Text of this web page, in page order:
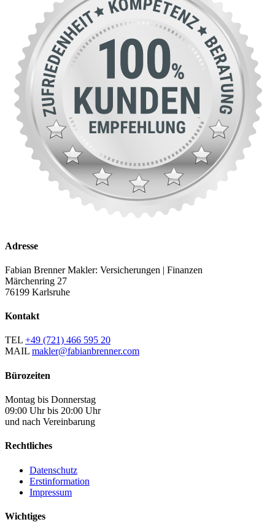
Adresse
Fabian Brenner Makler: Versicherungen | Finanzen
Märchenring 27
76199 Karlsruhe
Kontakt
TEL +49 (721) 466 595 20
MAIL makler@fabianbrenner.com
Bürozeiten
Montag bis Donnerstag
09:00 Uhr bis 20:00 Uhr
und nach Vereinbarung
Rechtliches
Datenschutz
Erstinformation
Impressum
Wichtiges